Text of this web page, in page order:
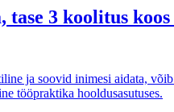
tase 3 koolitus
ja soovid inimesi aidata,
tööpraktika hooldusasutuses.